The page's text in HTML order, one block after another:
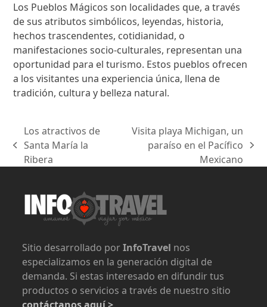
Los Pueblos Mágicos son localidades que, a través
de sus atributos simbólicos, leyendas, historia,
hechos trascendentes, cotidianidad, o
manifestaciones socio-culturales, representan una
oportunidad para el turismo. Estos pueblos ofrecen
a los visitantes una experiencia única, llena de
tradición, cultura y belleza natural.
previous
post:
Los atractivos de
Santa María la
Ribera
post:
Visita playa Michigan, un
paraíso en el Pacífico
Mexicano
Sitio desarrollado porInfoTravel nos
especializamos en la generación digital de
demanda. Si estas interesado en difundir tus
productos o servicios a través de nuestro sitio